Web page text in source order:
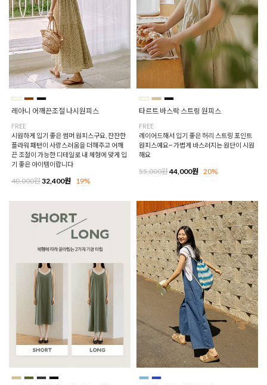
레아니 어깨끈조절 나시원피스
FREE
시원하게 입기 좋은 썸머 원피스구요, 잔잔한
플라워 패턴이 사랑스러움을 더해주고 어깨
끈 조절이 가능한 디테일로 내 체형에 맞게 입
기 좋은 아이템이랍니다
40,000원32,400원 19%
타르트 바스락 스트링 원피스
FREE
레이어드해서 입기 좋은 허리 스트링 포인트
원피스예요~ 가볍게 바스러지는 원단이 시원
해요
55,000원44,000원 20%